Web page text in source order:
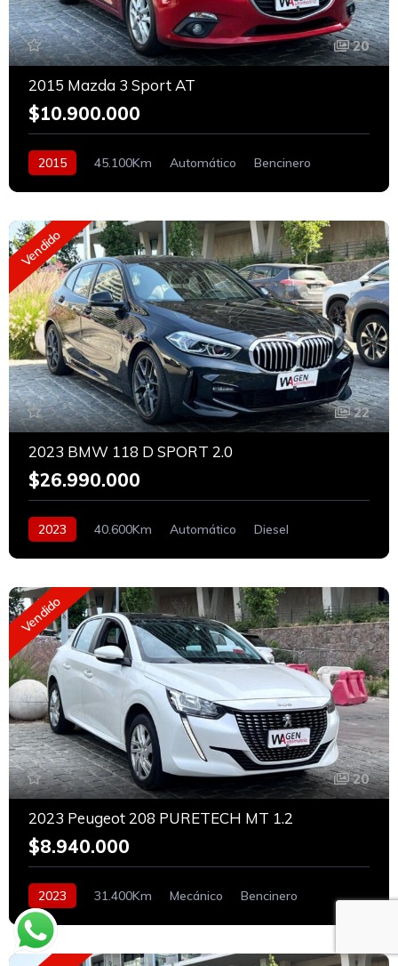
20
2015 Mazda 3 Sport AT
$10.900.000
2015 45.100Km Automático Bencinero
Vendido
22
2023 BMW 118 D SPORT 2.0
$26.990.000
2023 40.600Km Automático Diesel
Vendido
20
2023 Peugeot 208 PURETECH MT 1.2
$8.940.000
2023 31.400Km Mecánico Bencinero